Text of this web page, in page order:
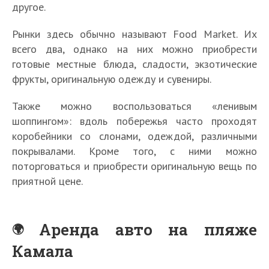
другое.
Рынки здесь обычно называют Food Market. Их
всего два, однако на них можно приобрести
готовые местные блюда, сладости, экзотические
фрукты, оригинальную одежду и сувениры.
Также можно воспользоваться «ленивым
шоппингом»: вдоль побережья часто проходят
коробейники со слонами, одеждой, различными
покрывалами. Кроме того, с ними можно
поторговаться и приобрести оригинальную вещь по
приятной цене.
Аренда авто на пляже
Камала